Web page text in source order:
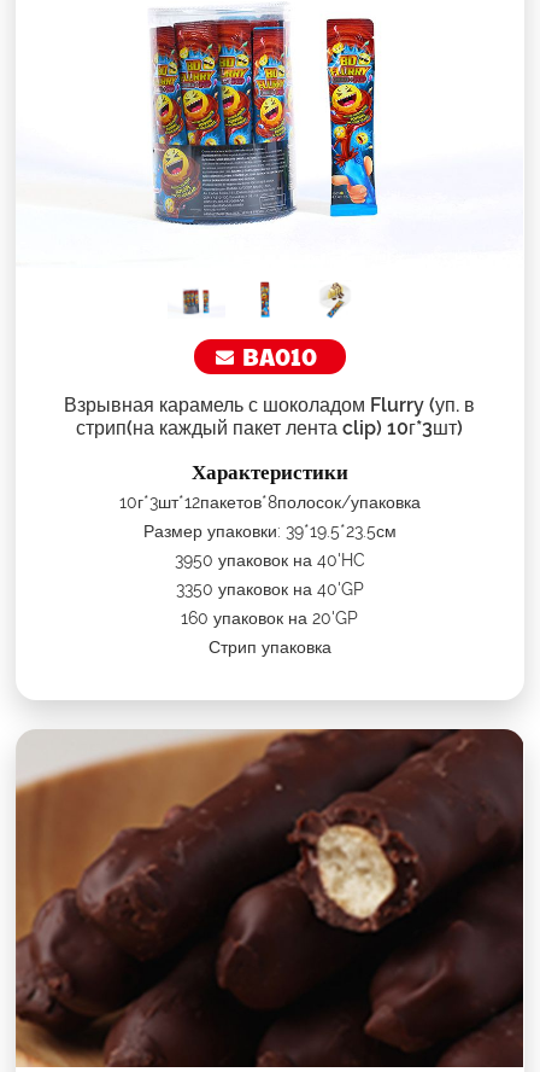
BA010
Взрывная карамель с шоколадом Flurry (уп. в
стрип(на каждый пакет лента clip) 10г*3шт)
Характеристики
10г*3шт*12пакетов*8полосок/упаковка
Размер упаковки: 39*19.5*23.5см
3950 упаковок на 40'HC
3350 упаковок на 40'GP
160 упаковок на 20'GP
Стрип упаковка